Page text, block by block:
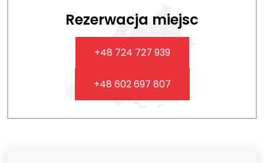
Rezerwacja miejsc
+48 724 727 939
+48 602 697 807